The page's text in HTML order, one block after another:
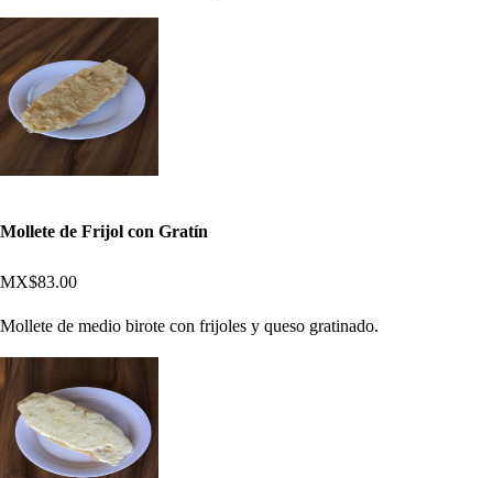
Mollete de Frijol con Gratín
MX$83.00
Mollete de medio birote con frijoles y queso gratinado.